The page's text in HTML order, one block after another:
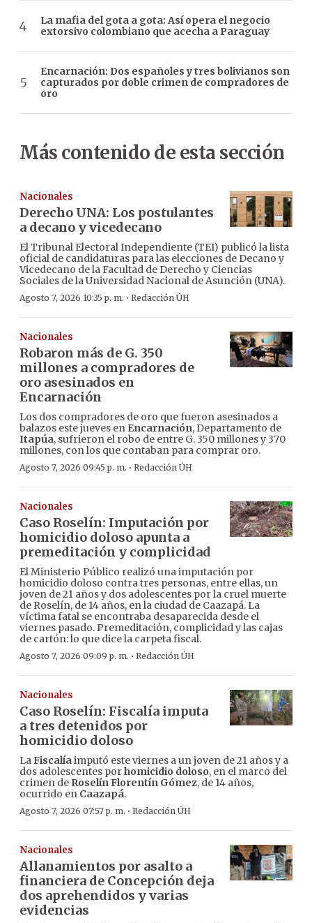
La mafia del gota a gota: Así opera el negocio
extorsivo colombiano que acecha a Paraguay
Encarnación: Dos españoles y tres bolivianos son
capturados por doble crimen de compradores de
oro
Más contenido de esta sección
Nacionales
Derecho UNA: Los postulantes
a decano y vicedecano
El Tribunal Electoral Independiente (TEI) publicó la lista
oficial de candidaturas para las elecciones de Decano y
Vicedecano de la Facultad de Derecho y Ciencias
Sociales de la Universidad Nacional de Asunción (UNA).
Agosto 7, 2026 10:35 p. m. · Redacción ÚH
Nacionales
Robaron más de G. 350
millones a compradores de
oro asesinados en
Encarnación
Los dos compradores de oro que fueron asesinados a
balazos este jueves en Encarnación, Departamento de
Itapúa, sufrieron el robo de entre G. 350 millones y 370
millones, con los que contaban para comprar oro.
Agosto 7, 2026 09:45 p. m. · Redacción ÚH
Nacionales
Caso Roselín: Imputación por
homicidio doloso apunta a
premeditación y complicidad
El Ministerio Público realizó una imputación por
homicidio doloso contra tres personas, entre ellas, un
joven de 21 años y dos adolescentes por la cruel muerte
de Roselín, de 14 años, en la ciudad de Caazapá. La
víctima fatal se encontraba desaparecida desde el
viernes pasado. Premeditación, complicidad y las cajas
de cartón: lo que dice la carpeta fiscal.
Agosto 7, 2026 09:09 p. m. · Redacción ÚH
Nacionales
Caso Roselín: Fiscalía imputa
a tres detenidos por
homicidio doloso
LaFiscalíaimputó este viernes a un joven de 21 años y a
dos adolescentes porhomicidio doloso, en el marco del
crimen de Roselín Florentín Gómez, de 14 años,
ocurrido en Caazapá.
Agosto 7, 2026 07:57 p. m. · Redacción ÚH
Nacionales
Allanamientos por asalto a
financiera de Concepción deja
dos aprehendidos y varias
evidencias